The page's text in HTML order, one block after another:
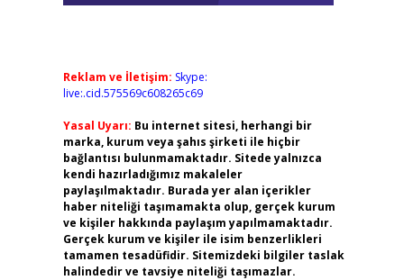
Reklam ve İletişim: Skype:
live:.cid.575569c608265c69
Yasal Uyarı: Bu internet sitesi, herhangi bir
marka, kurum veya şahıs şirketi ile hiçbir
bağlantısı bulunmamaktadır. Sitede yalnızca
kendi hazırladığımız makaleler
paylaşılmaktadır. Burada yer alan içerikler
haber niteliği taşımamakta olup, gerçek kurum
ve kişiler hakkında paylaşım yapılmamaktadır.
Gerçek kurum ve kişiler ile isim benzerlikleri
tamamen tesadüfidir. Sitemizdeki bilgiler taslak
halindedir ve tavsiye niteliği taşımazlar.